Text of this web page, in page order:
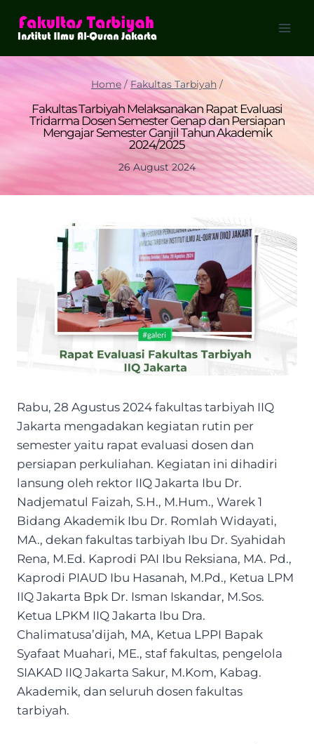
Home / Fakultas Tarbiyah /
Fakultas Tarbiyah Melaksanakan Rapat Evaluasi
Tridarma Dosen Semester Genap dan Persiapan
Mengajar Semester Ganjil Tahun Akademik
2024/2025
26 August 2024
Rabu, 28 Agustus 2024 fakultas tarbiyah IIQ
Jakarta mengadakan kegiatan rutin per
semester yaitu rapat evaluasi dosen dan
persiapan perkuliahan. Kegiatan ini dihadiri
lansung oleh rektor IIQ Jakarta Ibu Dr.
Nadjematul Faizah, S.H., M.Hum., Warek 1
Bidang Akademik Ibu Dr. Romlah Widayati,
MA., dekan fakultas tarbiyah Ibu Dr. Syahidah
Rena, M.Ed. Kaprodi PAI Ibu Reksiana, MA. Pd.,
Kaprodi PIAUD Ibu Hasanah, M.Pd., Ketua LPM
IIQ Jakarta Bpk Dr. Isman Iskandar, M.Sos.
Ketua LPKM IIQ Jakarta Ibu Dra.
Chalimatusa’dijah, MA, Ketua LPPI Bapak
Syafaat Muahari, ME., staf fakultas, pengelola
SIAKAD IIQ Jakarta Sakur, M.Kom, Kabag.
Akademik, dan seluruh dosen fakultas
tarbiyah.